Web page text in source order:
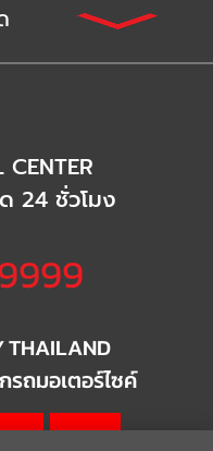
24 ชั่วโมง
THAILAND
ถมอเตอร์ไซค์